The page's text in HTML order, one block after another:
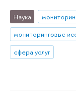
Наука
мониторинговые
сфера услуг